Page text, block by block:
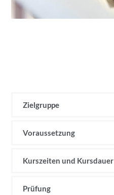
Zielgruppe
Voraussetzung
Kurszeiten und Kursdauer
Prüfung